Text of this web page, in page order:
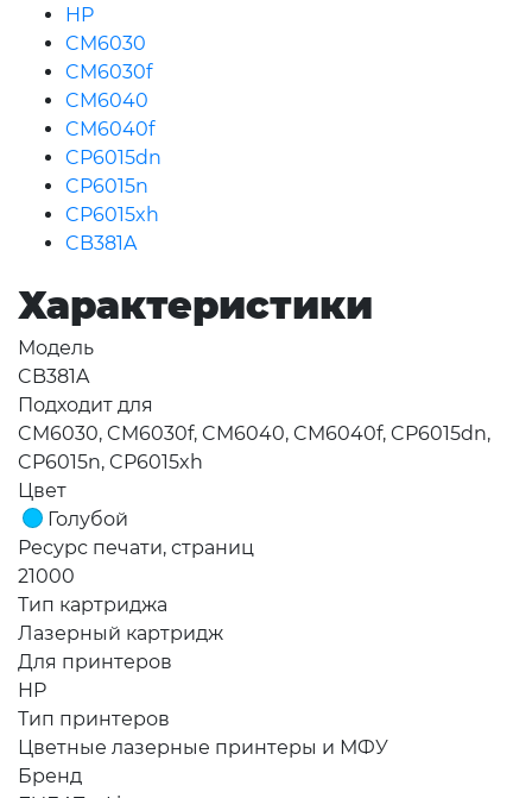
HP
CM6030
CM6030f
CM6040
CM6040f
CP6015dn
CP6015n
CP6015xh
CB381A
Характеристики
Модель
CB381A
Подходит для
CM6030, CM6030f, CM6040, CM6040f, CP6015dn,
CP6015n, CP6015xh
Цвет
Голубой
Ресурс печати, страниц
21000
Тип картриджа
Лазерный картридж
Для принтеров
HP
Тип принтеров
Цветные лазерные принтеры и МФУ
Бренд